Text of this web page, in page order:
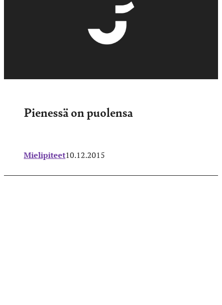
Pienessä on puolensa
Mielipiteet10.12.2015